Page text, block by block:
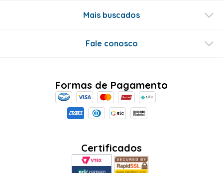
Mais buscados
Fale conosco
Formas de Pagamento
Certificados